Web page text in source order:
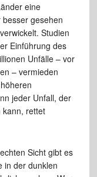
eine
gesehen
Studien
Einführung des
Unfälle – vor
– vermieden
jeder Unfall, der
kann, rettet
Sicht gibt es
in der dunklen